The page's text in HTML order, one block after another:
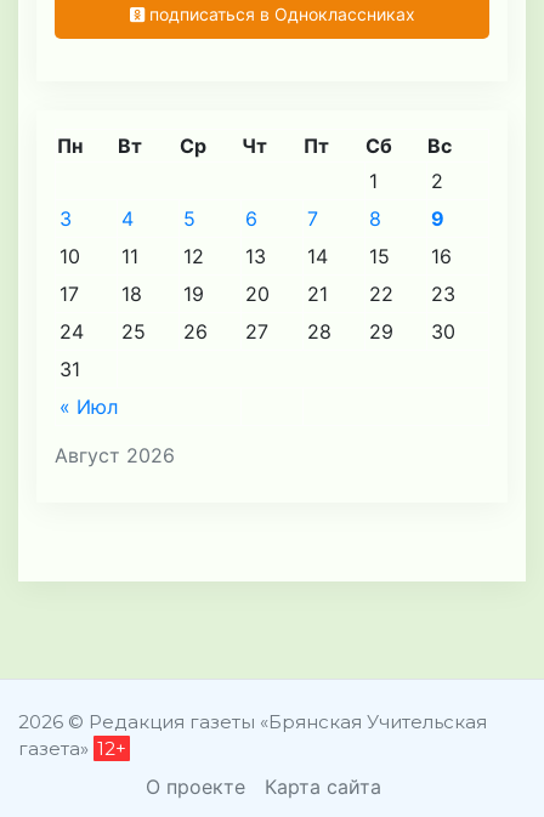
подписаться в Одноклассниках
Август 2026
Пн Вт Ср Чт Пт Сб Вс
« Июл
1
2
3
4 5 6 7 8
9
10
11 12 13 14 15
16
17
18 19 20 21 22
23
24
25 26 27 28 29
30
31
2026 © Редакция газеты «Брянская Учительская
газета» 12+
О проекте Карта сайта